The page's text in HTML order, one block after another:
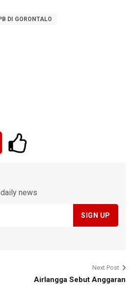
DI GORONTALO
news
Next Post
Airlangga Sebut Anggaran